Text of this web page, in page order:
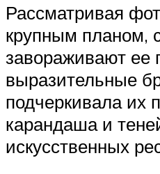
Рассматривая
крупным планом,
завораживают ее
выразительные
подчеркивала их
карандаша и
искусственных